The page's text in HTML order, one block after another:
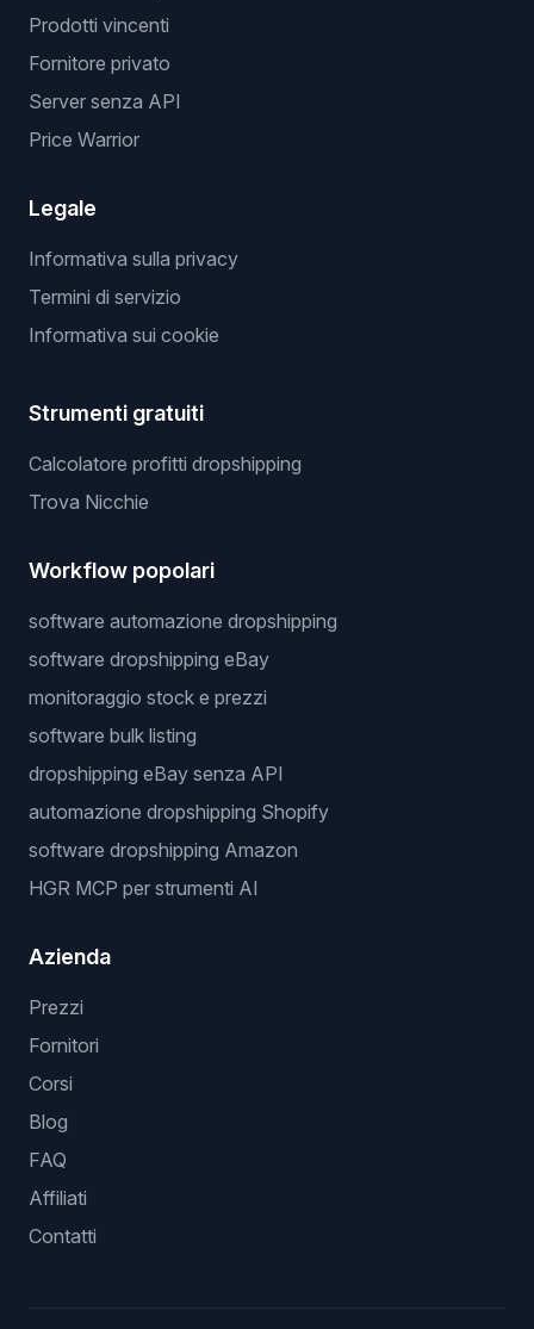
Prodotti vincenti
Fornitore privato
Server senza API
Price Warrior
Legale
Informativa sulla privacy
Termini di servizio
Informativa sui cookie
Strumenti gratuiti
Calcolatore profitti dropshipping
Trova Nicchie
Workflow popolari
software automazione dropshipping
software dropshipping eBay
monitoraggio stock e prezzi
software bulk listing
dropshipping eBay senza API
automazione dropshipping Shopify
software dropshipping Amazon
HGR MCP per strumenti AI
Azienda
Prezzi
Fornitori
Corsi
Blog
FAQ
Affiliati
Contatti